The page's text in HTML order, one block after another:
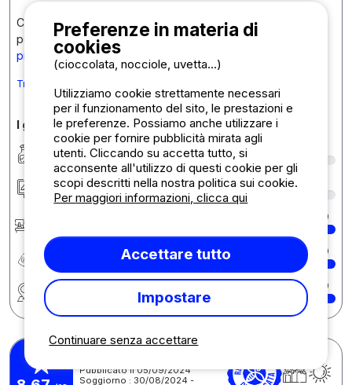
Cher Patrice, Toute l'équipe vous remercie pour ce retour
positif ! Nous sommes ravis que vous ay ... Per saperne di
più
Tradurre il commento in Italiano
I giudizi in dettaglio
Pulizia/Igiene
Sistemazione/Piazzole
10
Rapporto qualità/prezzo 10
Regione 10
Pubblicato il 05/09/2024
Soggiorno : 30/08/2024 -
Continuare senza accettare
Preferenze in materia di
cookies
(cioccolata, nocciole, uvetta...)
Utilizziamo cookie strettamente necessari
per il funzionamento del sito, le prestazioni e
le preferenze. Possiamo anche utilizzare i
cookie per fornire pubblicità mirata agli
utenti. Cliccando su accetta tutto, si
acconsente all'utilizzo di questi cookie per gli
scopi descritti nella nostra politica sui cookie.
Per maggiori informazioni, clicca qui
Accettare tutto
Impostare